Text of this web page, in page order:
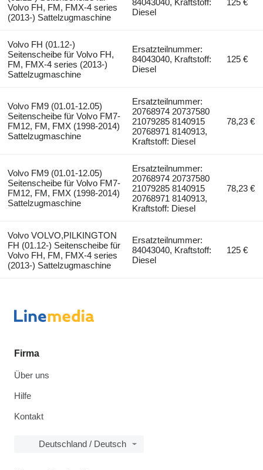
Volvo FH, FM, FMX-4 series
(2013-) Sattelzugmaschine
Diesel
Volvo FH (01.12-)
Seitenscheibe für Volvo FH,
FM, FMX-4 series (2013-)
Sattelzugmaschine
Ersatzteilnummer:
84043040, Kraftstoff:
Diesel
125 €
Volvo FM9 (01.01-12.05)
Seitenscheibe für Volvo FM7-
FM12, FM, FMX (1998-2014)
Sattelzugmaschine
Ersatzteilnummer:
20768974 20737580
21079285 8140915
20768971 8140913,
Kraftstoff: Diesel
78,23 €
Volvo FM9 (01.01-12.05)
Seitenscheibe für Volvo FM7-
FM12, FM, FMX (1998-2014)
Sattelzugmaschine
Ersatzteilnummer:
20768974 20737580
21079285 8140915
20768971 8140913,
Kraftstoff: Diesel
78,23 €
Volvo VOLVO,PILKINGTON
FH (01.12-) Seitenscheibe für
Volvo FH, FM, FMX-4 series
(2013-) Sattelzugmaschine
Ersatzteilnummer:
84043040, Kraftstoff:
Diesel
125 €
Firma
Über uns
Hilfe
Kontakt
Deutschland / Deutsch